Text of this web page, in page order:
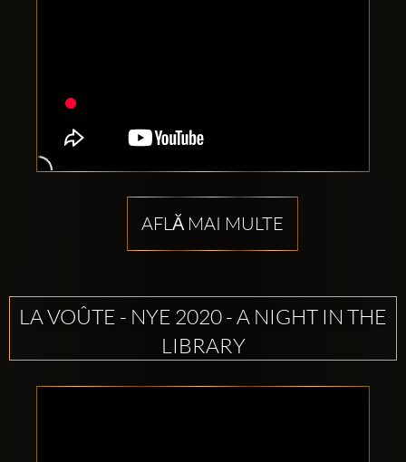
AFLĂ MAI MULTE
LA VOÛTE - NYE 2020 - A NIGHT IN THE
LIBRARY